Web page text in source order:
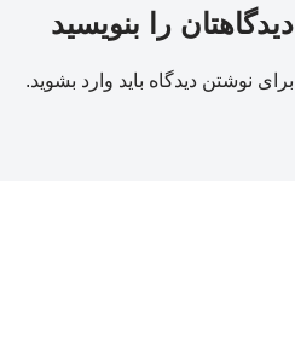
دیدگاهتان را بنویسید
برای نوشتن دیدگاه باید وارد بشوید.